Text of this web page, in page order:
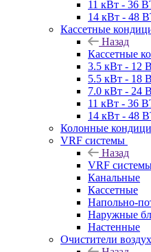
11 кВт - 36
14 кВт - 48
Кассетные
Назад
Кассетные
3.5 кВт - 12
5.5 кВт - 18
7.0 кВт - 24
11 кВт - 36
14 кВт - 48
Колонные
VRF системы
Назад
VRF
Канальные
Кассетные
Напольно-
Наружные
Настенные
Очистители